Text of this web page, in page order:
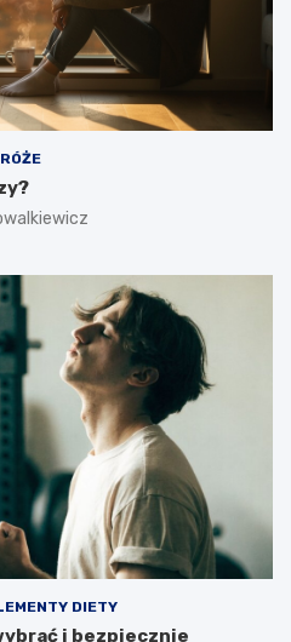
DIETY
i bezpiecznie